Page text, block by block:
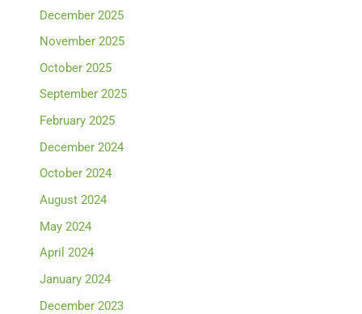
December 2025
November 2025
October 2025
September 2025
February 2025
December 2024
October 2024
August 2024
May 2024
April 2024
January 2024
December 2023